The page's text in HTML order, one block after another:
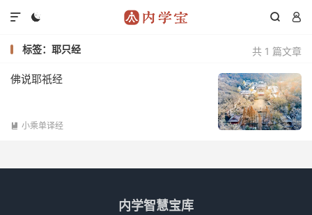
  

共 1 篇文章
标签：耶只经
佛说耶祇经
 小乘单译经
内学智慧宝库